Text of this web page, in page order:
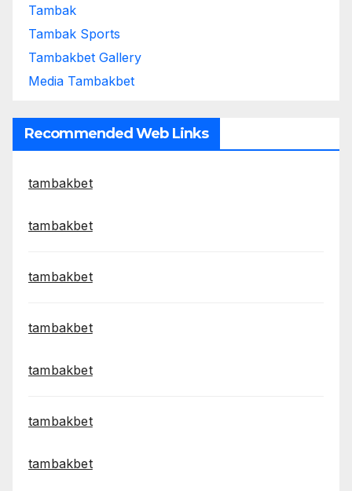
Tambak
Tambak Sports
Tambakbet Gallery
Media Tambakbet
Recommended Web Links
tambakbet
tambakbet
tambakbet
tambakbet
tambakbet
tambakbet
tambakbet